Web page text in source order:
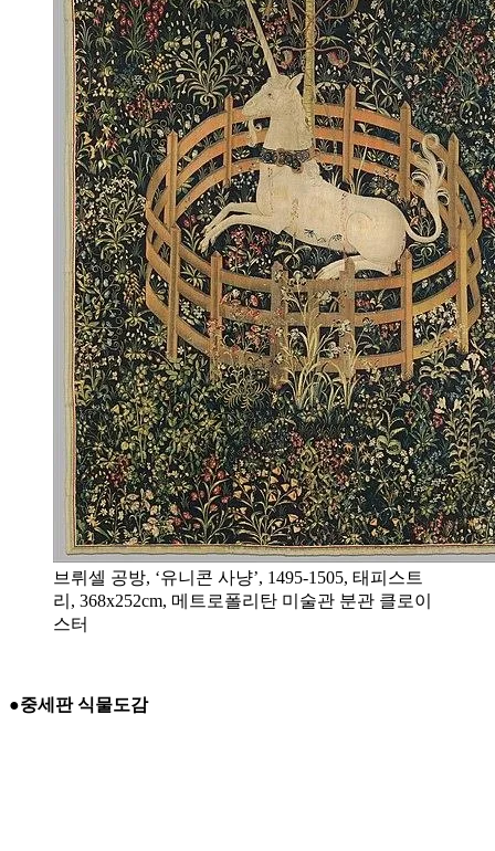
브뤼셀 공방, ‘유니콘 사냥’, 1495-1505, 태피스트
리, 368x252cm, 메트로폴리탄 미술관 분관 클로이
스터
●중세판 식물도감